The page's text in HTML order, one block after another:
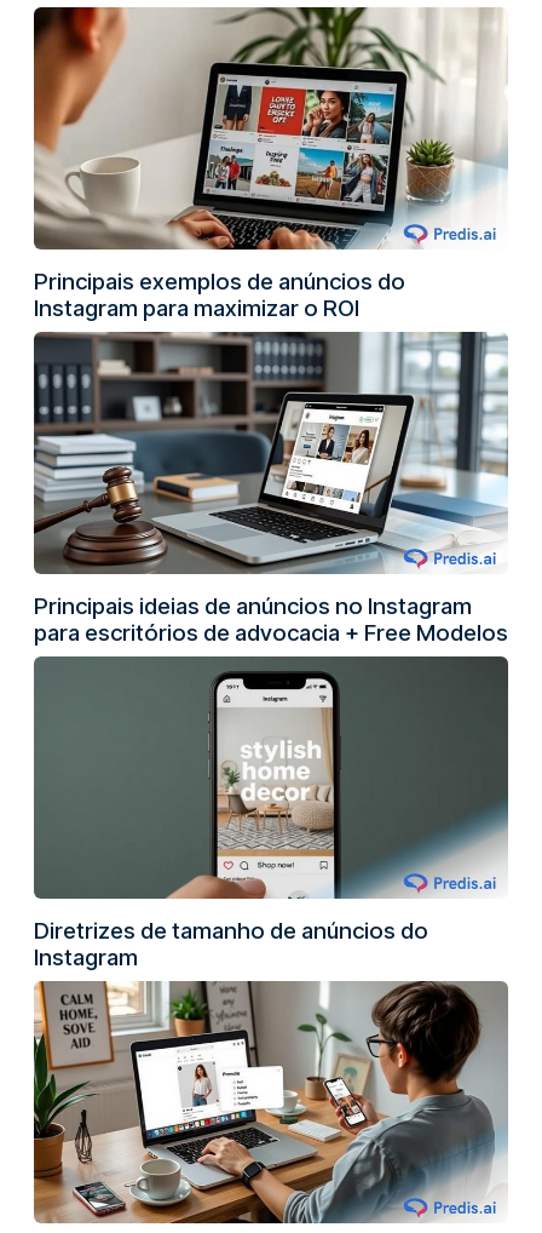
Principais exemplos de anúncios do
Instagram para maximizar o ROI
Principais ideias de anúncios no Instagram
para escritórios de advocacia + Free Modelos
Diretrizes de tamanho de anúncios do
Instagram